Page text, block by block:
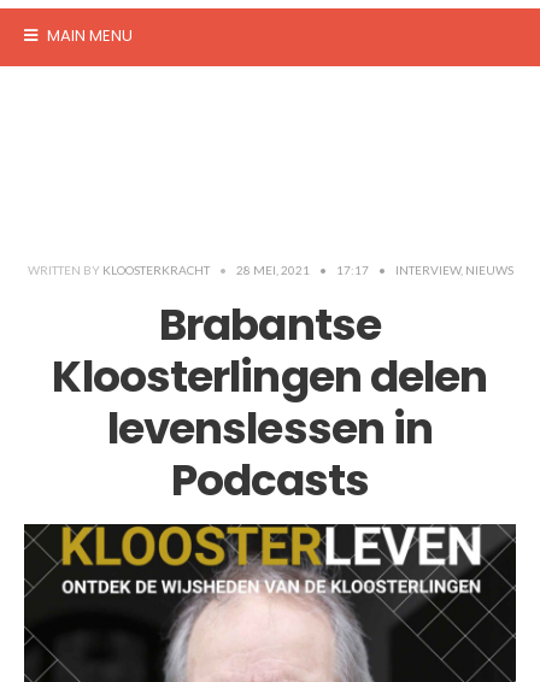
MAIN MENU
WRITTEN BY KLOOSTERKRACHT • 28 MEI, 2021 • 17:17 • INTERVIEW, NIEUWS
Brabantse
Kloosterlingen delen
levenslessen in
Podcasts